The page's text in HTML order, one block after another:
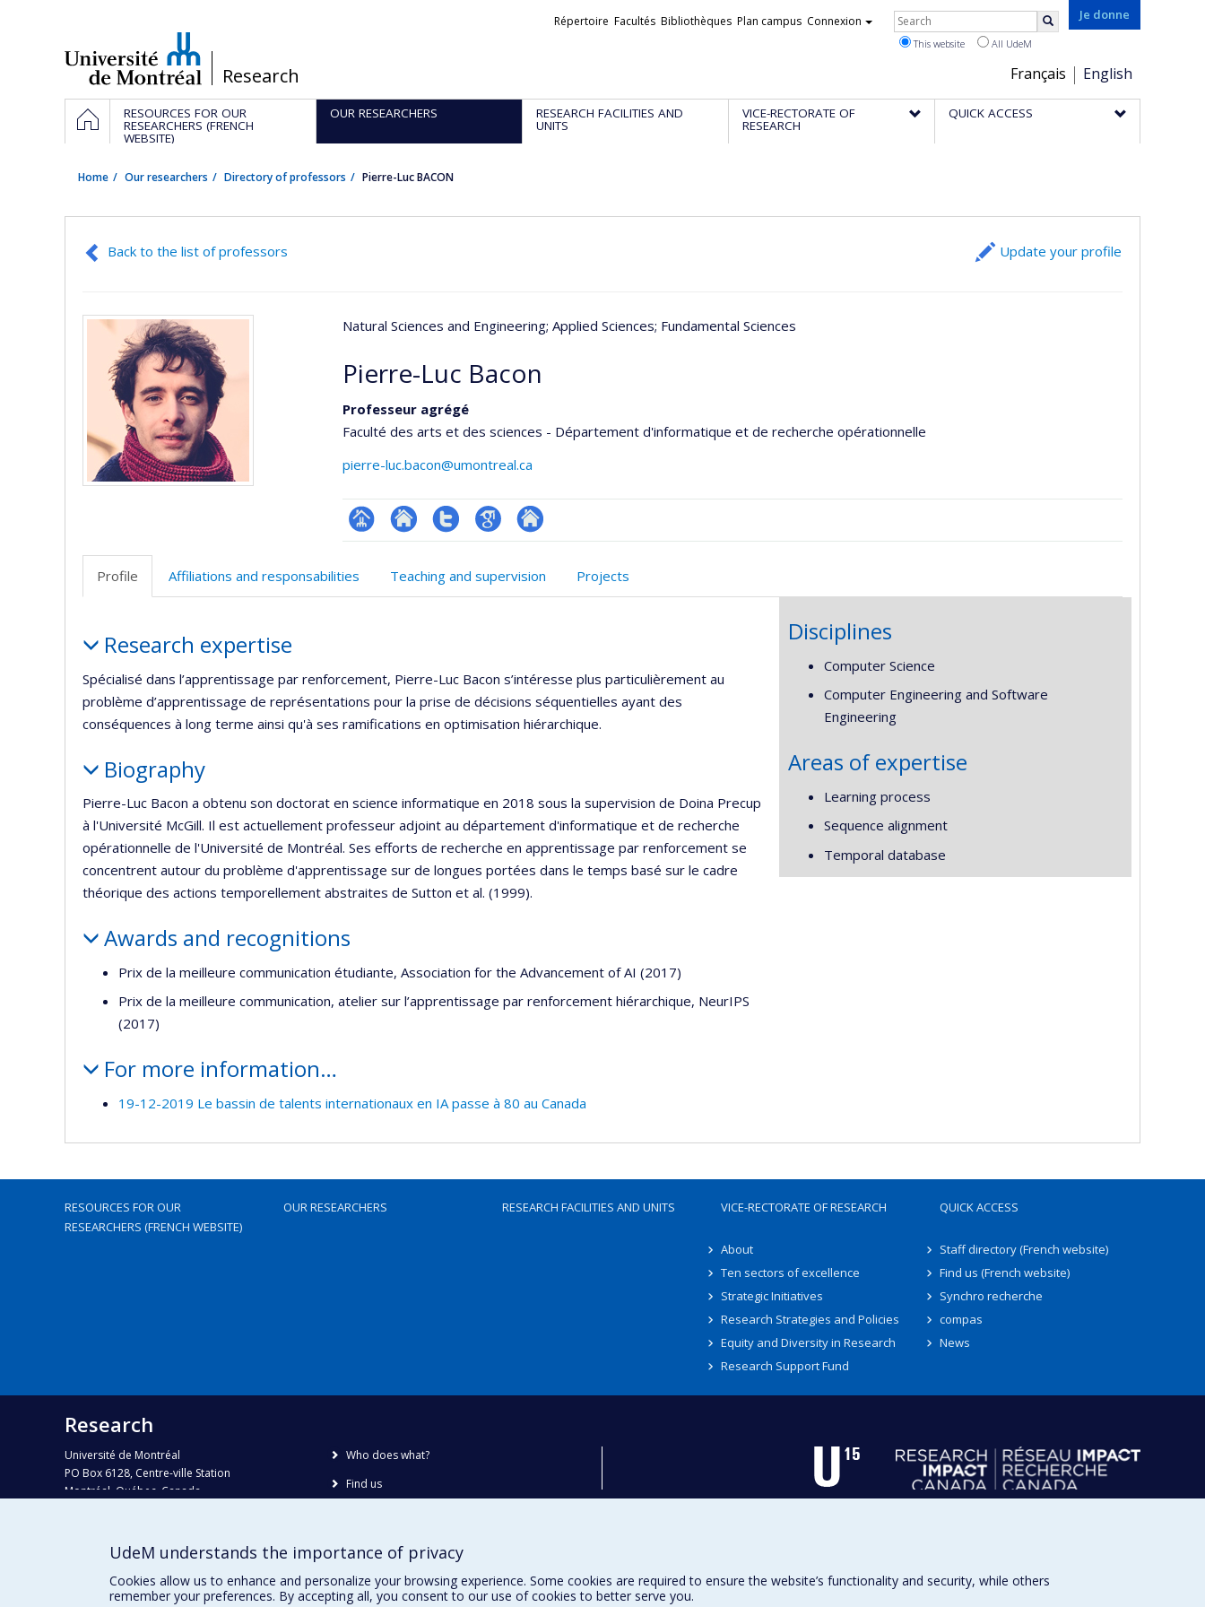
/Research
Je donne
Choix
de
la
Français English
Liens
Répertoire Facultés Bibliothèques Plan campus Connexion Rechercher
This website All UdeM
Navigation
principale
HOMERESOURCES FOR OUR
RESEARCHERS (FRENCH
WEBSITE)
OUR RESEARCHERS RESEARCH FACILITIES AND
UNITS
VICE-RECTORATE OF
RESEARCH
QUICK ACCESS
Home Our researchers Directory of professors Pierre-Luc BACON
Back to the list of professors Update your profile
Natural Sciences and Engineering; Applied Sciences; Fundamental Sciences
Pierre-Luc Bacon
Professeur agrégé
Faculté des arts et des sciences - Département d'informatique et de recherche opérationnelle
pierre-luc.bacon@umontreal.ca
Page
(faculté,département,école)
Site
CompteGoogleAutre
Profile Affiliations and responsabilities Teaching and supervision Projects
Research expertise
Spécialisé dans l’apprentissage par renforcement, Pierre-Luc Bacon s’intéresse plus particulièrement au
problème d’apprentissage de représentations pour la prise de décisions séquentielles ayant des
conséquences à long terme ainsi qu'à ses ramifications en optimisation hiérarchique.
Biography
Pierre-Luc Bacon a obtenu son doctorat en science informatique en 2018 sous la supervision de Doina Precup
à l'Université McGill. Il est actuellement professeur adjoint au département d'informatique et de recherche
opérationnelle​ de l'Université de Montréal. Ses efforts de recherche en apprentissage par renforcement se
concentrent autour du problème d'apprentissage sur de longues portées dans le temps basé sur le cadre
théorique des actions temporellement abstraites de Sutton et al. (1999).
Awards and recognitions
Prix de la meilleure communication étudiante, Association for the Advancement of AI (2017)
Prix de la meilleure communication, atelier sur l’apprentissage par renforcement hiérarchique, NeurIPS
(2017)
For more information…
19-12-2019 Le bassin de talents internationaux en IA passe à 80 au Canada
Disciplines
Computer Science
Computer Engineering and Software
Engineering
Areas of expertise
Learning process
Sequence alignment
Temporal database
RESOURCES FOR OUR
RESEARCHERS (FRENCH WEBSITE)
OUR RESEARCHERS RESEARCH FACILITIES AND UNITS VICE-RECTORATE OF RESEARCH
About
Ten sectors of excellence
Strategic Initiatives
Research Strategies and Policies
Equity and Diversity in Research
Research Support Fund
QUICK ACCESS
Staff directory (French website)
Find us (French website)
Synchro recherche
compas
News
Research
Université de Montréal
PO Box 6128, Centre-ville Station
Montréal, Québec, Canada
Phone : 514 343-6111, #38492
recherche@umontreal.ca
Who does what?
Find us
UdeM understands the importance of privacy
Cookies allow us to enhance and personalize your browsing experience. Some cookies are required to ensure the website’s functionality and security, while others
remember your preferences. By accepting all, you consent to our use of cookies to better serve you.